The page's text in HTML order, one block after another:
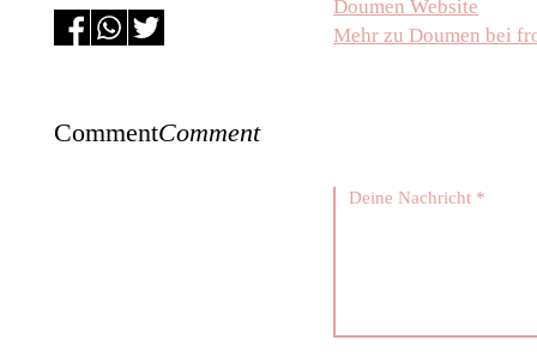
Doumen Website
Mehr zu Doumen bei
CommentComment